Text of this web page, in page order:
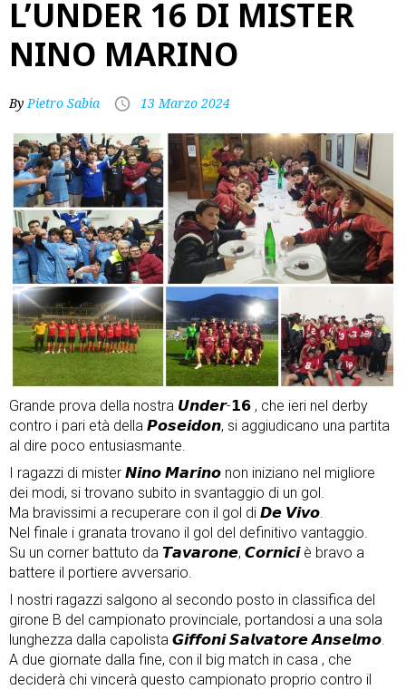
L’UNDER 16 DI MISTER
NINO MARINO
ByPietro Sabia 13 Marzo 2024
Grande prova della nostra 𝙐𝙣𝙙𝙚𝙧-𝟭𝟲 , che ieri nel derby
contro i pari età della 𝙋𝙤𝙨𝙚𝙞𝙙𝙤𝙣, si aggiudicano una partita
al dire poco entusiasmante.
I ragazzi di mister 𝙉𝙞𝙣𝙤 𝙈𝙖𝙧𝙞𝙣𝙤 non iniziano nel migliore
dei modi, si trovano subito in svantaggio di un gol.
Ma bravissimi a recuperare con il gol di 𝘿𝙚 𝙑𝙞𝙫𝙤.
Nel finale i granata trovano il gol del definitivo vantaggio.
Su un corner battuto da 𝙏𝙖𝙫𝙖𝙧𝙤𝙣𝙚, 𝘾𝙤𝙧𝙣𝙞𝙘𝙞 è bravo a
battere il portiere avversario.
I nostri ragazzi salgono al secondo posto in classifica del
girone B del campionato provinciale, portandosi a una sola
lunghezza dalla capolista 𝙂𝙞𝙛𝙛𝙤𝙣𝙞 𝙎𝙖𝙡𝙫𝙖𝙩𝙤𝙧𝙚 𝘼𝙣𝙨𝙚𝙡𝙢𝙤.
A due giornate dalla fine, con il big match in casa , che
deciderà chi vincerà questo campionato proprio contro il